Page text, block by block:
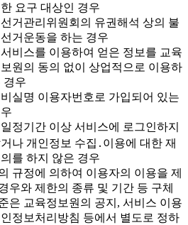
요구 대상인 경우
거관리위원회의 유권해석 상의 불
거운동을 하는 경우
서비스를 이용하여 얻은 정보를 교육
원의 동의 없이 상업적으로 이용하
경우
실명 이용자번호로 가입되어 있는
정기간 이상 서비스에 로그인하지
나 개인정보 수집․이용에 대한 재
를 하지 않은 경우
규정에 의하여 이용자의 이용을 제
우와 제한의 종류 및 기간 등 구체
은 교육정보원의 공지, 서비스 이용
정보처리방침 등에서 별도로 정하